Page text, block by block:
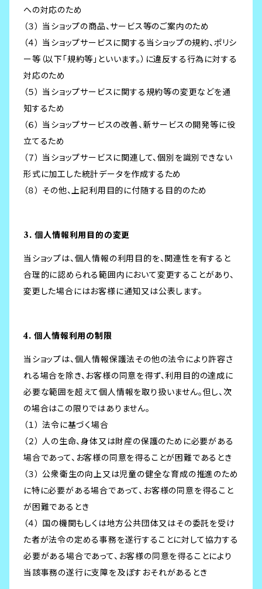
への対応のため
（３） 当ショップの商品、サービス等のご案内のため
（４） 当ショップサービスに関する当ショップの規約、ポリシ
ー等（以下「規約等」といいます。）に違反する行為に対する
対応のため
（５） 当ショップサービスに関する規約等の変更などを通
知するため
（６） 当ショップサービスの改善、新サービスの開発等に役
立てるため
（７） 当ショップサービスに関連して、個別を識別できない
形式に加工した統計データを作成するため
（８） その他、上記利用目的に付随する目的のため
3. 個人情報利用目的の変更
当ショップは、個人情報の利用目的を、関連性を有すると
合理的に認められる範囲内において変更することがあり、
変更した場合にはお客様に通知又は公表します。
4. 個人情報利用の制限
当ショップは、個人情報保護法その他の法令により許容さ
れる場合を除き、お客様の同意を得ず、利用目的の達成に
必要な範囲を超えて個人情報を取り扱いません。但し、次
の場合はこの限りではありません。
（１） 法令に基づく場合
（２） 人の生命、身体又は財産の保護のために必要がある
場合であって、お客様の同意を得ることが困難であるとき
（３） 公衆衛生の向上又は児童の健全な育成の推進のため
に特に必要がある場合であって、お客様の同意を得ること
が困難であるとき
（４） 国の機関もしくは地方公共団体又はその委託を受け
た者が法令の定める事務を遂行することに対して協力する
必要がある場合であって、お客様の同意を得ることにより
当該事務の遂行に支障を及ぼすおそれがあるとき